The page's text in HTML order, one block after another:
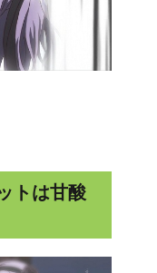
トは甘酸